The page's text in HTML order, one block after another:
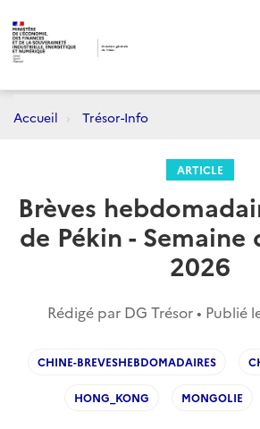
Accueil Trésor-Info
ARTICLE
Brèves
de Pékin - Semaine
2026
Rédigé par DG Trésor • Publié
CHINE-BREVESHEBDOMADAIRES
HONG_KONG MONGOLIE